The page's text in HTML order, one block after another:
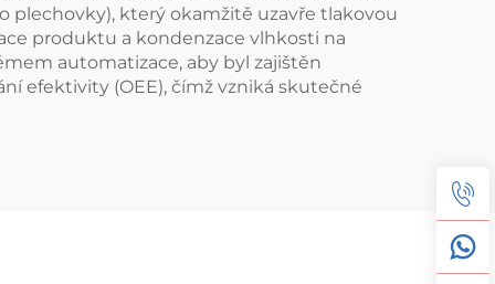
plechovky), který okamžitě uzavře tlakovou
produktu a kondenzace vlhkosti na
automatizace, aby byl zajištěn
efektivity (OEE), čímž vzniká skutečné